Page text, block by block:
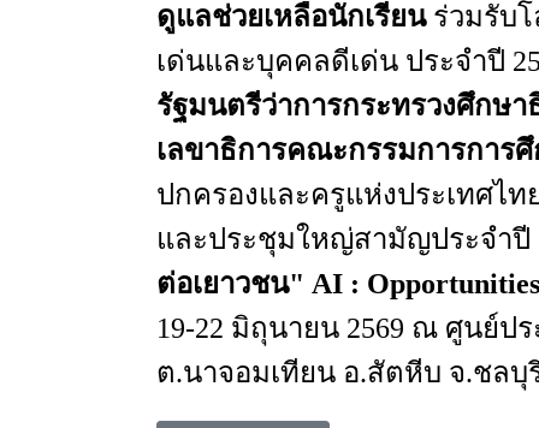
ดูแลช่วยเหลือนักเรียน ร่วมรับ
เด่นและบุคคลดีเด่น ประจำปี
รัฐมนตรีว่าการกระทรวงศึกษา
เลขาธิการคณะกรรมการการ
ปกครองและครูแห่งประเทศไท
และประชุมใหญ่สามัญประจำปี
ต่อเยาวชน" AI :
19-22 มิถุนายน 2569 ณ ศูนย์ป
ต.นาจอมเทียน อ.สัตหีบ จ.ชลบุ